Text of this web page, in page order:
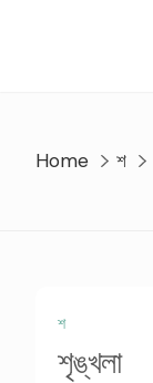
Home শ
শ
শৃঙ্খলা